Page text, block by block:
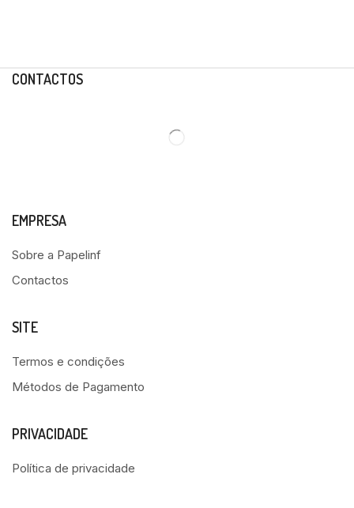
CONTACTOS
EMPRESA
Sobre a Papelinf
Contactos
SITE
Termos e condições
Métodos de Pagamento
PRIVACIDADE
Política de privacidade